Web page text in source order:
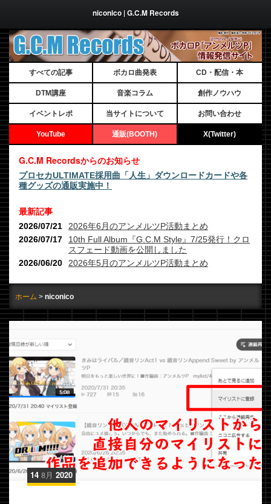
niconico | G.C.M Records
すべての記事 ボカロ曲発表 CD・配信・本
DTM講座 音楽コラム 創作ノウハウ
イベントレポ 当サイトについて お問い合わせ
YouTube 通販(BOOTH) X(Twitter)
G.C.M Recordsからのお知らせ
プロセカULTIMATE採用曲「人生」ダウンロードカードや各
種グッズの通販実施中！
最新記事
2026年6月のアンメルツP活動まとめ
2026/07/21
10th Full Album『G.C.M Style』7/25発行！クロ
スフェード動画を公開しました
2026/07/17
2026年5月のアンメルツP活動まとめ
2026/06/20
ホーム niconico
14 8月 2020